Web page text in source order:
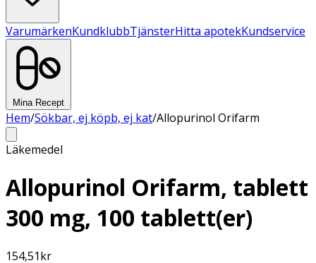
VarumärkenKundklubbTjänsterHitta apotekKundservice
Mina Recept
Hem/Sökbar, ej köpb, ej kat/Allopurinol Orifarm
Läkemedel
Allopurinol Orifarm, tablett
300 mg, 100 tablett(er)
154,51kr